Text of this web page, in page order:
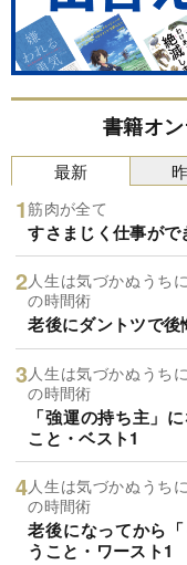
書籍オ
最新
筋肉が全て
すさまじく仕事が
人生は気づかぬうち
の時間術
老後にダントツで後
人生は気づかぬうち
の時間術
「強運の持ち主」
こと・ベスト1
人生は気づかぬうち
の時間術
老後になってから
うこと・ワースト1